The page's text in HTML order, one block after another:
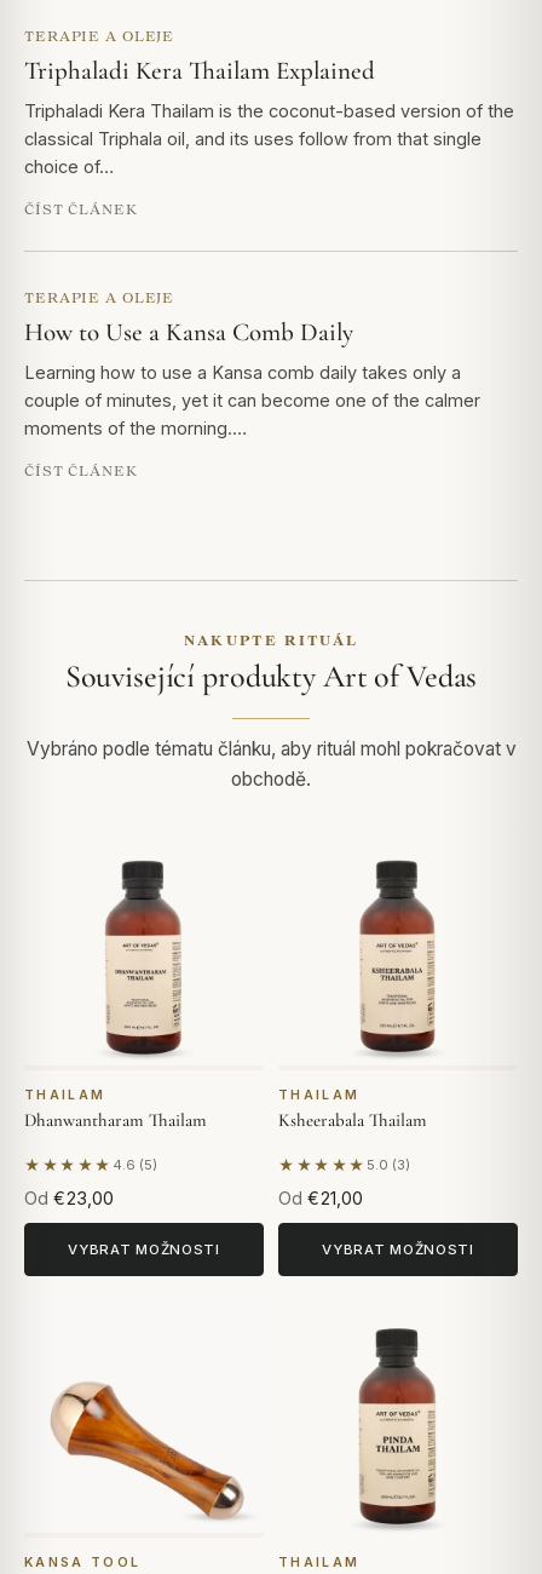
TERAPIE A OLEJE
Triphaladi Kera Thailam Explained
Triphaladi Kera Thailam is the coconut-based version of the
classical Triphala oil, and its uses follow from that single
choice of…
ČÍST ČLÁNEK
TERAPIE A OLEJE
How to Use a Kansa Comb Daily
Learning how to use a Kansa comb daily takes only a
couple of minutes, yet it can become one of the calmer
moments of the morning.…
ČÍST ČLÁNEK
NAKUPTE RITUÁL
Související produkty Art of Vedas
Vybráno podle tématu článku, aby rituál mohl pokračovat v
obchodě.
THAILAM
Dhanwantharam Thailam
★★★★★ 4.6 (5)
Na základě 5 hodnocení
Od €23,00
VYBRAT MOŽNOSTI
THAILAM
Ksheerabala Thailam
★★★★★ 5.0 (3)
Na základě 3 hodnocení
Od €21,00
VYBRAT MOŽNOSTI
KANSA TOOL THAILAM